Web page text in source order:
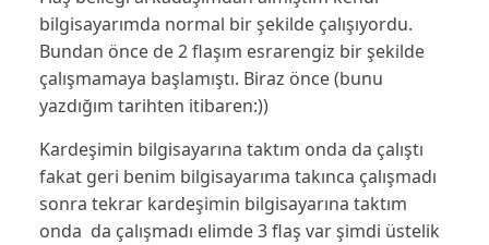
bilgisayarımda normal bir şekilde çalışıyordu.
Bundan önce de 2 flaşım esrarengiz bir şekilde
çalışmamaya başlamıştı. Biraz önce (bunu
yazdığım tarihten itibaren:))
Kardeşimin bilgisayarına taktım onda da çalıştı
fakat geri benim bilgisayarıma takınca çalışmadı
sonra tekrar kardeşimin bilgisayarına taktım
onda da çalışmadı elimde 3 flaş var şimdi üstelik